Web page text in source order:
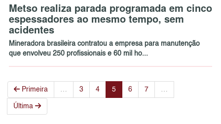
Metso realiza parada programada em cinco
espessadores ao mesmo tempo, sem
acidentes
Mineradora brasileira contratou a empresa para manutenção
que envolveu 250 profissionais e 60 mil ho...
Primeira 3 4 5 6 7
Última